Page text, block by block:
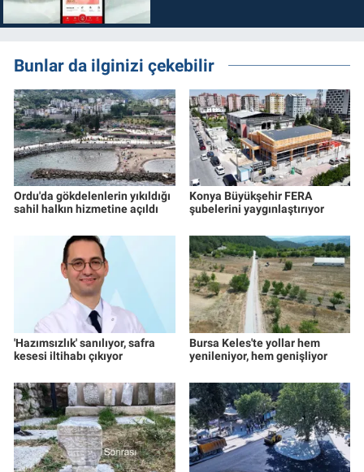
Bunlar da ilginizi çekebilir
Ordu'da gökdelenlerin yıkıldığı
sahil halkın hizmetine açıldı
Konya Büyükşehir FERA
şubelerini yaygınlaştırıyor
'Hazımsızlık' sanılıyor, safra
kesesi iltihabı çıkıyor
Bursa Keles'te yollar hem
yenileniyor, hem genişliyor